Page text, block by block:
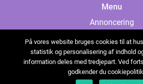
Menu
Annoncering
Cookies
Kontakt os
Sitemap
På vores website bruges cookies til at
statistik og personalisering af indhold
information deles med tredjepart. Ved
godkender du